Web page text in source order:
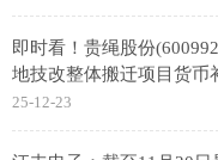
即时看！贵绳股份
地技改整体搬迁项目货币
告
25-12-23